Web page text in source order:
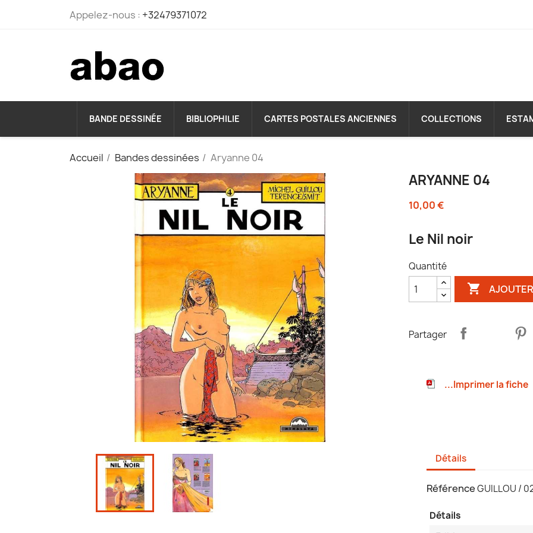
Appelez-nous : +32479371072
BANDE DESSINÉE BIBLIOPHILIE CARTES POSTALES ANCIENNES COLLECTIONS
Accueil Bandes dessinées Aryanne 04
ARYANNE 04
10,00 €
Le Nil noir
Quantité

Partager
...Imprimer la fiche
Détails
RéférenceGUILLOU /
Détails